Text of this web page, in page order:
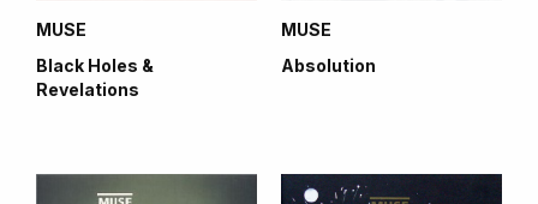
MUSE
Black Holes &
Revelations
MUSE
Absolution